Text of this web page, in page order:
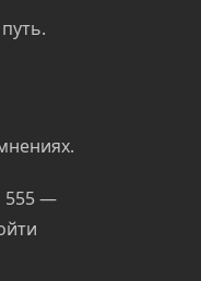
555 —